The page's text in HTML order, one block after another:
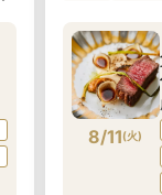
8/11(火)